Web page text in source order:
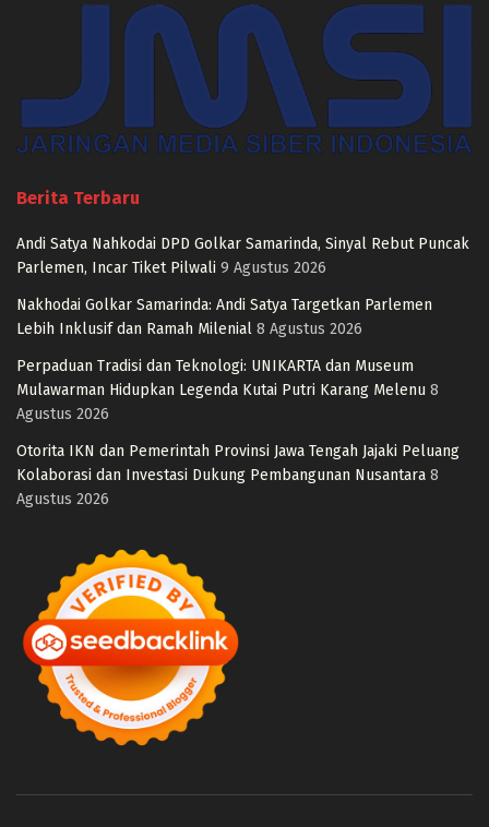
Berita Terbaru
Andi Satya Nahkodai DPD Golkar Samarinda, Sinyal Rebut Puncak
Parlemen, Incar Tiket Pilwali 9 Agustus 2026
Nakhodai Golkar Samarinda: Andi Satya Targetkan Parlemen
Lebih Inklusif dan Ramah Milenial 8 Agustus 2026
Perpaduan Tradisi dan Teknologi: UNIKARTA dan Museum
Mulawarman Hidupkan Legenda Kutai Putri Karang Melenu 8
Agustus 2026
Otorita IKN dan Pemerintah Provinsi Jawa Tengah Jajaki Peluang
Kolaborasi dan Investasi Dukung Pembangunan Nusantara 8
Agustus 2026